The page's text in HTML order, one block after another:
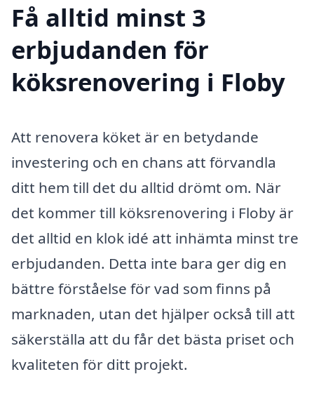
Få alltid minst 3
erbjudanden för
köksrenovering i Floby
Att renovera köket är en betydande
investering och en chans att förvandla
ditt hem till det du alltid drömt om. När
det kommer till köksrenovering i Floby är
det alltid en klok idé att inhämta minst tre
erbjudanden. Detta inte bara ger dig en
bättre förståelse för vad som finns på
marknaden, utan det hjälper också till att
säkerställa att du får det bästa priset och
kvaliteten för ditt projekt.